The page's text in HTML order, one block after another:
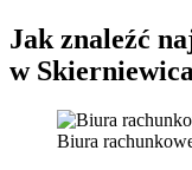
Jak znaleźć
w
Biura